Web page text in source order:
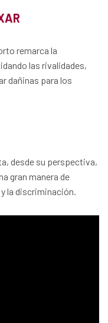
remarca la
las rivalidades,
dañinas para los
desde su perspectiva,
gran manera de
la discriminación.